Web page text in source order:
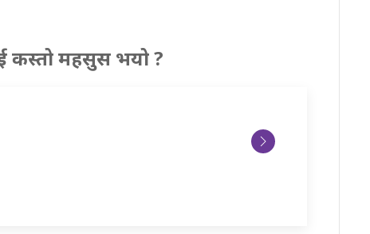
कस्तो महसुस भयो ?